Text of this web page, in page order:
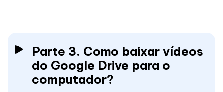
Parte 3. Como baixar vídeos
do Google Drive para o
computador?